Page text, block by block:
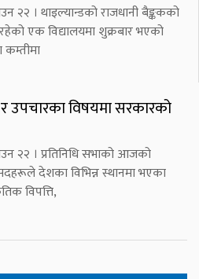
२२ । थाइल्यान्डको राजधानी बैङ्ककको
रहेको एक विद्यालयमा शुक्रबार भएको
कम्तीमा
र उपचारका विषयमा सरकारको
२२ । प्रतिनिधि सभाको आजको
देशका विभिन्न स्थानमा भएका
विपत्ति,